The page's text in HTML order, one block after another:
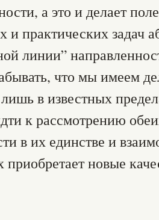
а это и делает
и практических задач
линии”
что мы имеем
в известных
к рассмотрению
в их единстве и
новые